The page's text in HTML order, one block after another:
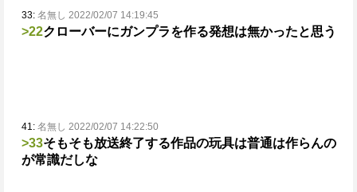
33: 名無し 2022/02/07 14:19:45
>22クローバーにガンプラを作る発想は無かったと思う
41: 名無し 2022/02/07 14:22:50
>33そもそも放送終了する作品の玩具は普通は作らんの
が常識だしな